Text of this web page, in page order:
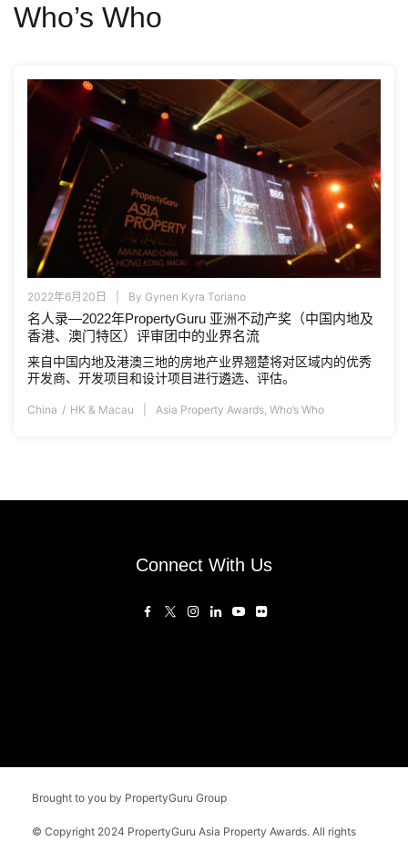
Who’s Who
2022年6月20日 By Gynen Kyra Toriano
名人录—2022年PropertyGuru 亚洲不动产奖（中国内地及
香港、澳门特区）评审团中的业界名流
来自中国内地及港澳三地的房地产业界翘楚将对区域内的优秀
开发商、开发项目和设计项目进行遴选、评估。
China HK & Macau Asia Property Awards Who’s Who
Connect With Us
Brought to you by PropertyGuru Group
© Copyright 2024 PropertyGuru Asia Property Awards. All rights